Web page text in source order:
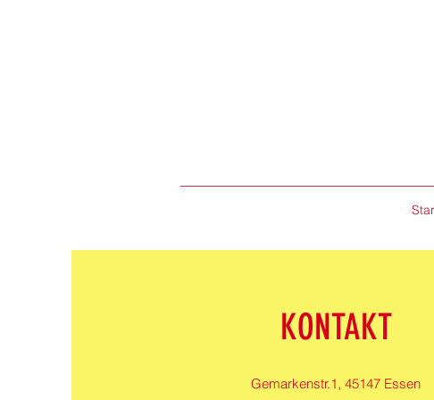
KONTAKT
Gemarkenstr.1, 45147 Essen